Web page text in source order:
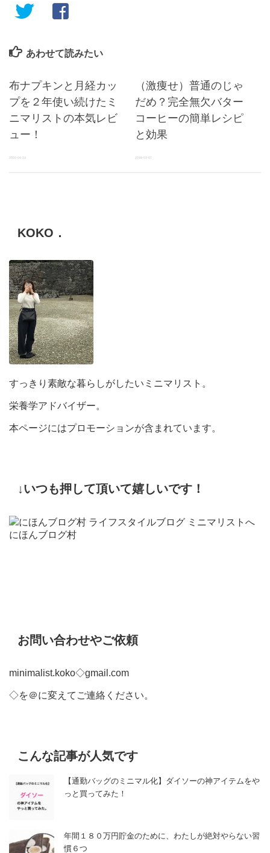
あわせて読みたい
布ナプキンと月経カッ
プを２年使い続けたミ
ニマリストの本気レビ
ュー！
2020-04-23
（激痩せ）普通のじゃ
だめ？完全無欠バター
コーヒーの簡単レシピ
と効果
2018-03-07
KOKO．
すっきり素敵な暮らしがしたいミニマリスト。
栄養学アドバイザー。
本ページにはプロモーションが含まれています。
↓いつも押して頂いて嬉しいです！
にほんブログ村
お問い合わせやご依頼
minimalist.koko◇gmail.com
◇を＠に変えてご連絡ください。
こんな記事が人気です
【通勤バッグのミニマル化】ダイソーの神アイテムをや
っと買ってみた！
年間１８０万円貯金のために、わたしが絶対やらない習
慣６つ